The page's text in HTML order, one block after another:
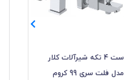
ست 4 تکه شیرآلات کلار
مدل فلت سری 99 کروم